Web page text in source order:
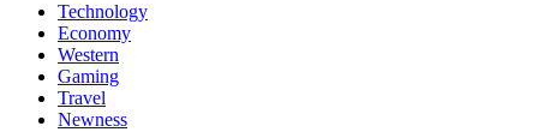
Technology
Economy
Western
Gaming
Travel
Newness